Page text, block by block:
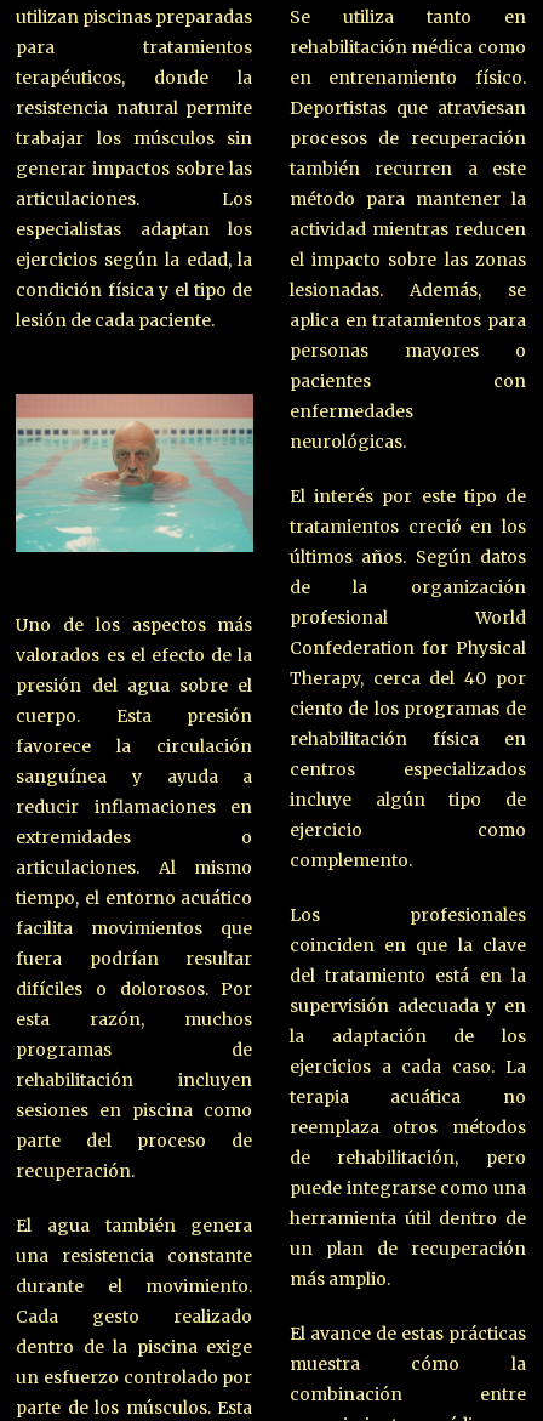
utilizan piscinas preparadas
para tratamientos
terapéuticos, donde la
resistencia natural permite
trabajar los músculos sin
generar impactos sobre las
articulaciones. Los
especialistas adaptan los
ejercicios según la edad, la
condición física y el tipo de
lesión de cada paciente.
Uno de los aspectos más
valorados es el efecto de la
presión del agua sobre el
cuerpo. Esta presión
favorece la circulación
sanguínea y ayuda a
reducir inflamaciones en
extremidades o
articulaciones. Al mismo
tiempo, el entorno acuático
facilita movimientos que
fuera podrían resultar
difíciles o dolorosos. Por
esta razón, muchos
programas de
rehabilitación incluyen
sesiones en piscina como
parte del proceso de
recuperación.
El agua también genera
una resistencia constante
durante el movimiento.
Cada gesto realizado
dentro de la piscina exige
un esfuerzo controlado por
parte de los músculos. Esta
Se utiliza tanto en
rehabilitación médica como
en entrenamiento físico.
Deportistas que atraviesan
procesos de recuperación
también recurren a este
método para mantener la
actividad mientras reducen
el impacto sobre las zonas
lesionadas. Además, se
aplica en tratamientos para
personas mayores o
pacientes con
enfermedades
neurológicas.
El interés por este tipo de
tratamientos creció en los
últimos años. Según datos
de la organización
profesional World
Confederation for Physical
Therapy, cerca del 40 por
ciento de los programas de
rehabilitación física en
centros especializados
incluye algún tipo de
ejercicio como
complemento.
Los profesionales
coinciden en que la clave
del tratamiento está en la
supervisión adecuada y en
la adaptación de los
ejercicios a cada caso. La
terapia acuática no
reemplaza otros métodos
de rehabilitación, pero
puede integrarse como una
herramienta útil dentro de
un plan de recuperación
más amplio.
El avance de estas prácticas
muestra cómo la
combinación entre